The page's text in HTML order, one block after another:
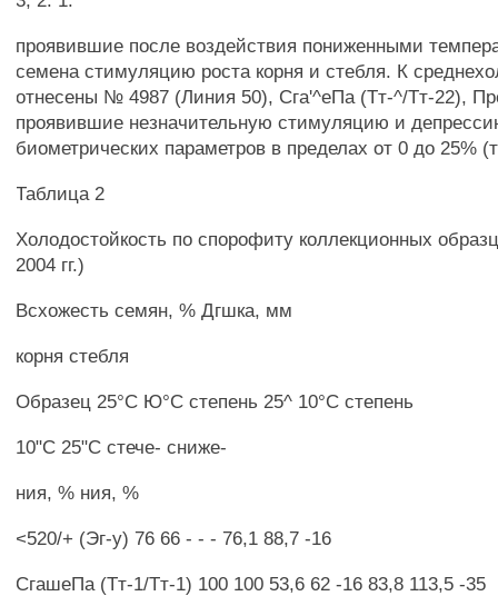
проявившие после воздействия пониженными
семена стимуляцию роста корня и стебля. К
отнесены № 4987 (Линия 50), Сга'^еПа (Тт-^/Тт-22),
проявившие незначительную стимуляцию и
биометрических параметров в пределах от 0 до 25%
Таблица 2
Холодостойкость по спорофиту коллекционных
2004 гг.)
Всхожесть семян, % Дгшка, мм
корня стебля
Образец 25°С Ю°С степень 25^ 10°С степень
10"С 25"С стече- сниже-
ния, % ния, %
<520/+ (Эг-у) 76 66 - - - 76,1 88,7 -16
СгашеПа (Тт-1/Тт-1) 100 100 53,6 62 -16 83,8 113,5 -35